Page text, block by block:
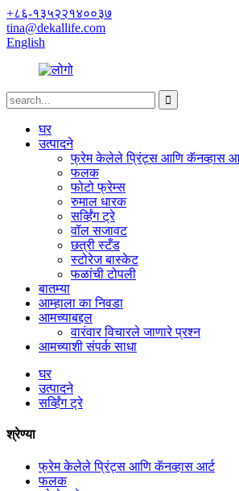
+८६-१३५२२१४००३७
tina@dekallife.com
English
घर
उत्पादने
फ्रेम केलेले प्रिंट्स आणि कॅनव्हास
फलक
फोटो फ्रेम्स
रुमाल धारक
सर्व्हिंग ट्रे
वॉल सजावट
छत्री स्टँड
स्टोरेज बास्केट
फळांची टोपली
बातम्या
आम्हाला का निवडा
आमच्याबद्दल
वारंवार विचारले जाणारे प्रश्न
आमच्याशी संपर्क साधा
घर
उत्पादने
सर्व्हिंग ट्रे
श्रेण्या
फ्रेम केलेले प्रिंट्स आणि कॅनव्हास आर्ट
फलक